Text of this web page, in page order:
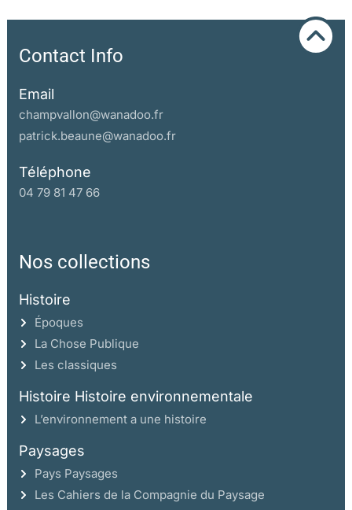
Contact Info
Email
champvallon@wanadoo.fr
patrick.beaune@wanadoo.fr
Téléphone
04 79 81 47 66
Nos collections
Histoire
Époques
La Chose Publique
Les classiques
Histoire Histoire environnementale
L’environnement a une histoire
Paysages
Pays Paysages
Les Cahiers de la Compagnie du Paysage